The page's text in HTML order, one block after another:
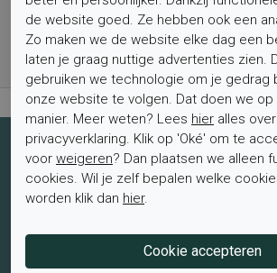
Bestel nu, betaal achteraf met Klarna
Retourtermijn van 2 weken
Schrijf je nu in voor de
Schrijf je in voor de nieuwsbrief en blijf op
laatste aanbiedingen en trends.
Meneer
de website goed. Ze hebben ook een
Zo maken we de website elke dag een
laten je graag nuttige advertenties zien.
gebruiken we technologie om je gedrag
onze website te volgen. Dat doen we op
manier. Meer weten? Lees hier alles
privacyverklaring. Klik op 'Oké' om te
voor weigeren? Dan plaatsen we alleen
cookies. Wil je zelf bepalen welke
worden klik dan hier.